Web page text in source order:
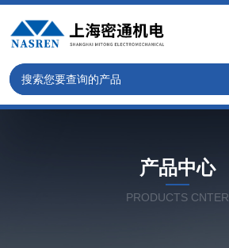
产品中心
PRODUCTS CNTER